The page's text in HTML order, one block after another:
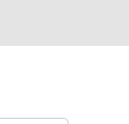
Edirne
Erzincan